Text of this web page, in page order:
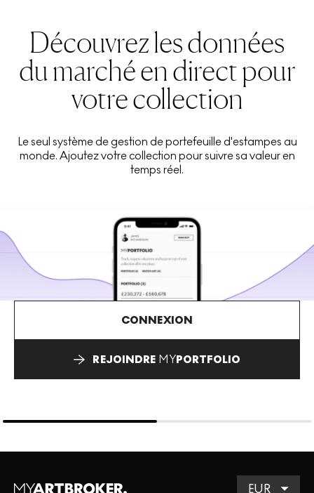
Découvrez les données
du marché en direct pour
votre collection
Le seul système de gestion de portefeuille d'estampes au
monde. Ajoutez votre collection pour suivre sa valeur en
temps réel.
CONNEXION
REJOINDRE MYPORTFOLIO